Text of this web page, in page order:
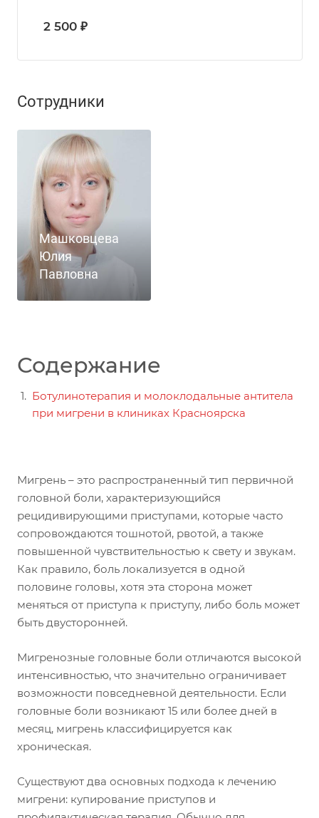
2 500 ₽
Сотрудники
Машковцева
Юлия
Павловна
Содержание
Ботулинотерапия и молоклодальные антитела
при мигрени в клиниках Красноярска
Мигрень – это распространенный тип первичной
головной боли, характеризующийся
рецидивирующими приступами, которые часто
сопровождаются тошнотой, рвотой, а также
повышенной чувствительностью к свету и звукам.
Как правило, боль локализуется в одной
половине головы, хотя эта сторона может
меняться от приступа к приступу, либо боль может
быть двусторонней.
Мигренозные головные боли отличаются высокой
интенсивностью, что значительно ограничивает
возможности повседневной деятельности. Если
головные боли возникают 15 или более дней в
месяц, мигрень классифицируется как
хроническая.
Существуют два основных подхода к лечению
мигрени: купирование приступов и